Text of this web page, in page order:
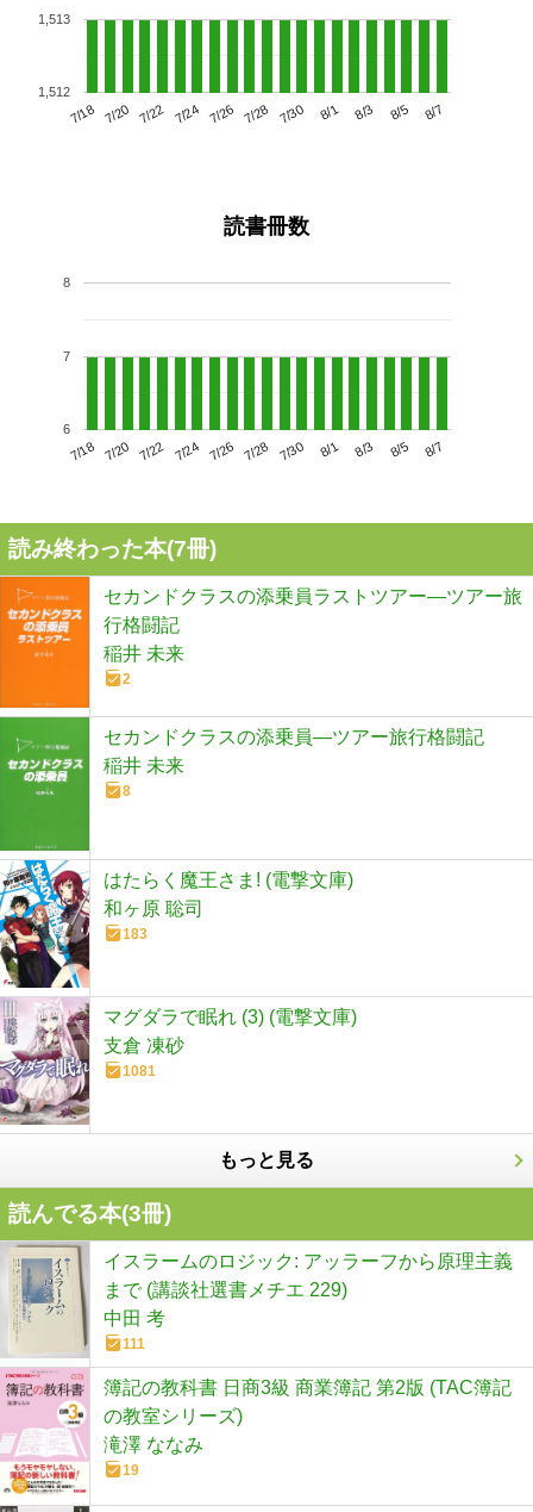
7/18 7/20 7/22 7/24 7/26 7/28 7/30 8/1 8/3 8/5 8/7
1,512
1,513
読書冊数
7/18 7/20 7/22 7/24 7/26 7/28 7/30 8/1 8/3 8/5 8/7
6
7
8
読み終わった本(7冊)
セカンドクラスの添乗員ラストツアー―ツアー旅
行格闘記
稲井 未来
2
セカンドクラスの添乗員―ツアー旅行格闘記
稲井 未来
8
はたらく魔王さま! (電撃文庫)
和ヶ原 聡司
183
マグダラで眠れ (3) (電撃文庫)
支倉 凍砂
1081
もっと見る
読んでる本(3冊)
イスラームのロジック: アッラーフから原理主義
まで (講談社選書メチエ 229)
中田 考
111
簿記の教科書 日商3級 商業簿記 第2版 (TAC簿記
の教室シリーズ)
滝澤 ななみ
19